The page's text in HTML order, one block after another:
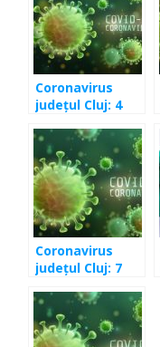
Coronavirus
județul Cluj: 4
ultimele 24 de
ore
Coronavirus
județul Cluj: 7
ultimele 24 de
ore